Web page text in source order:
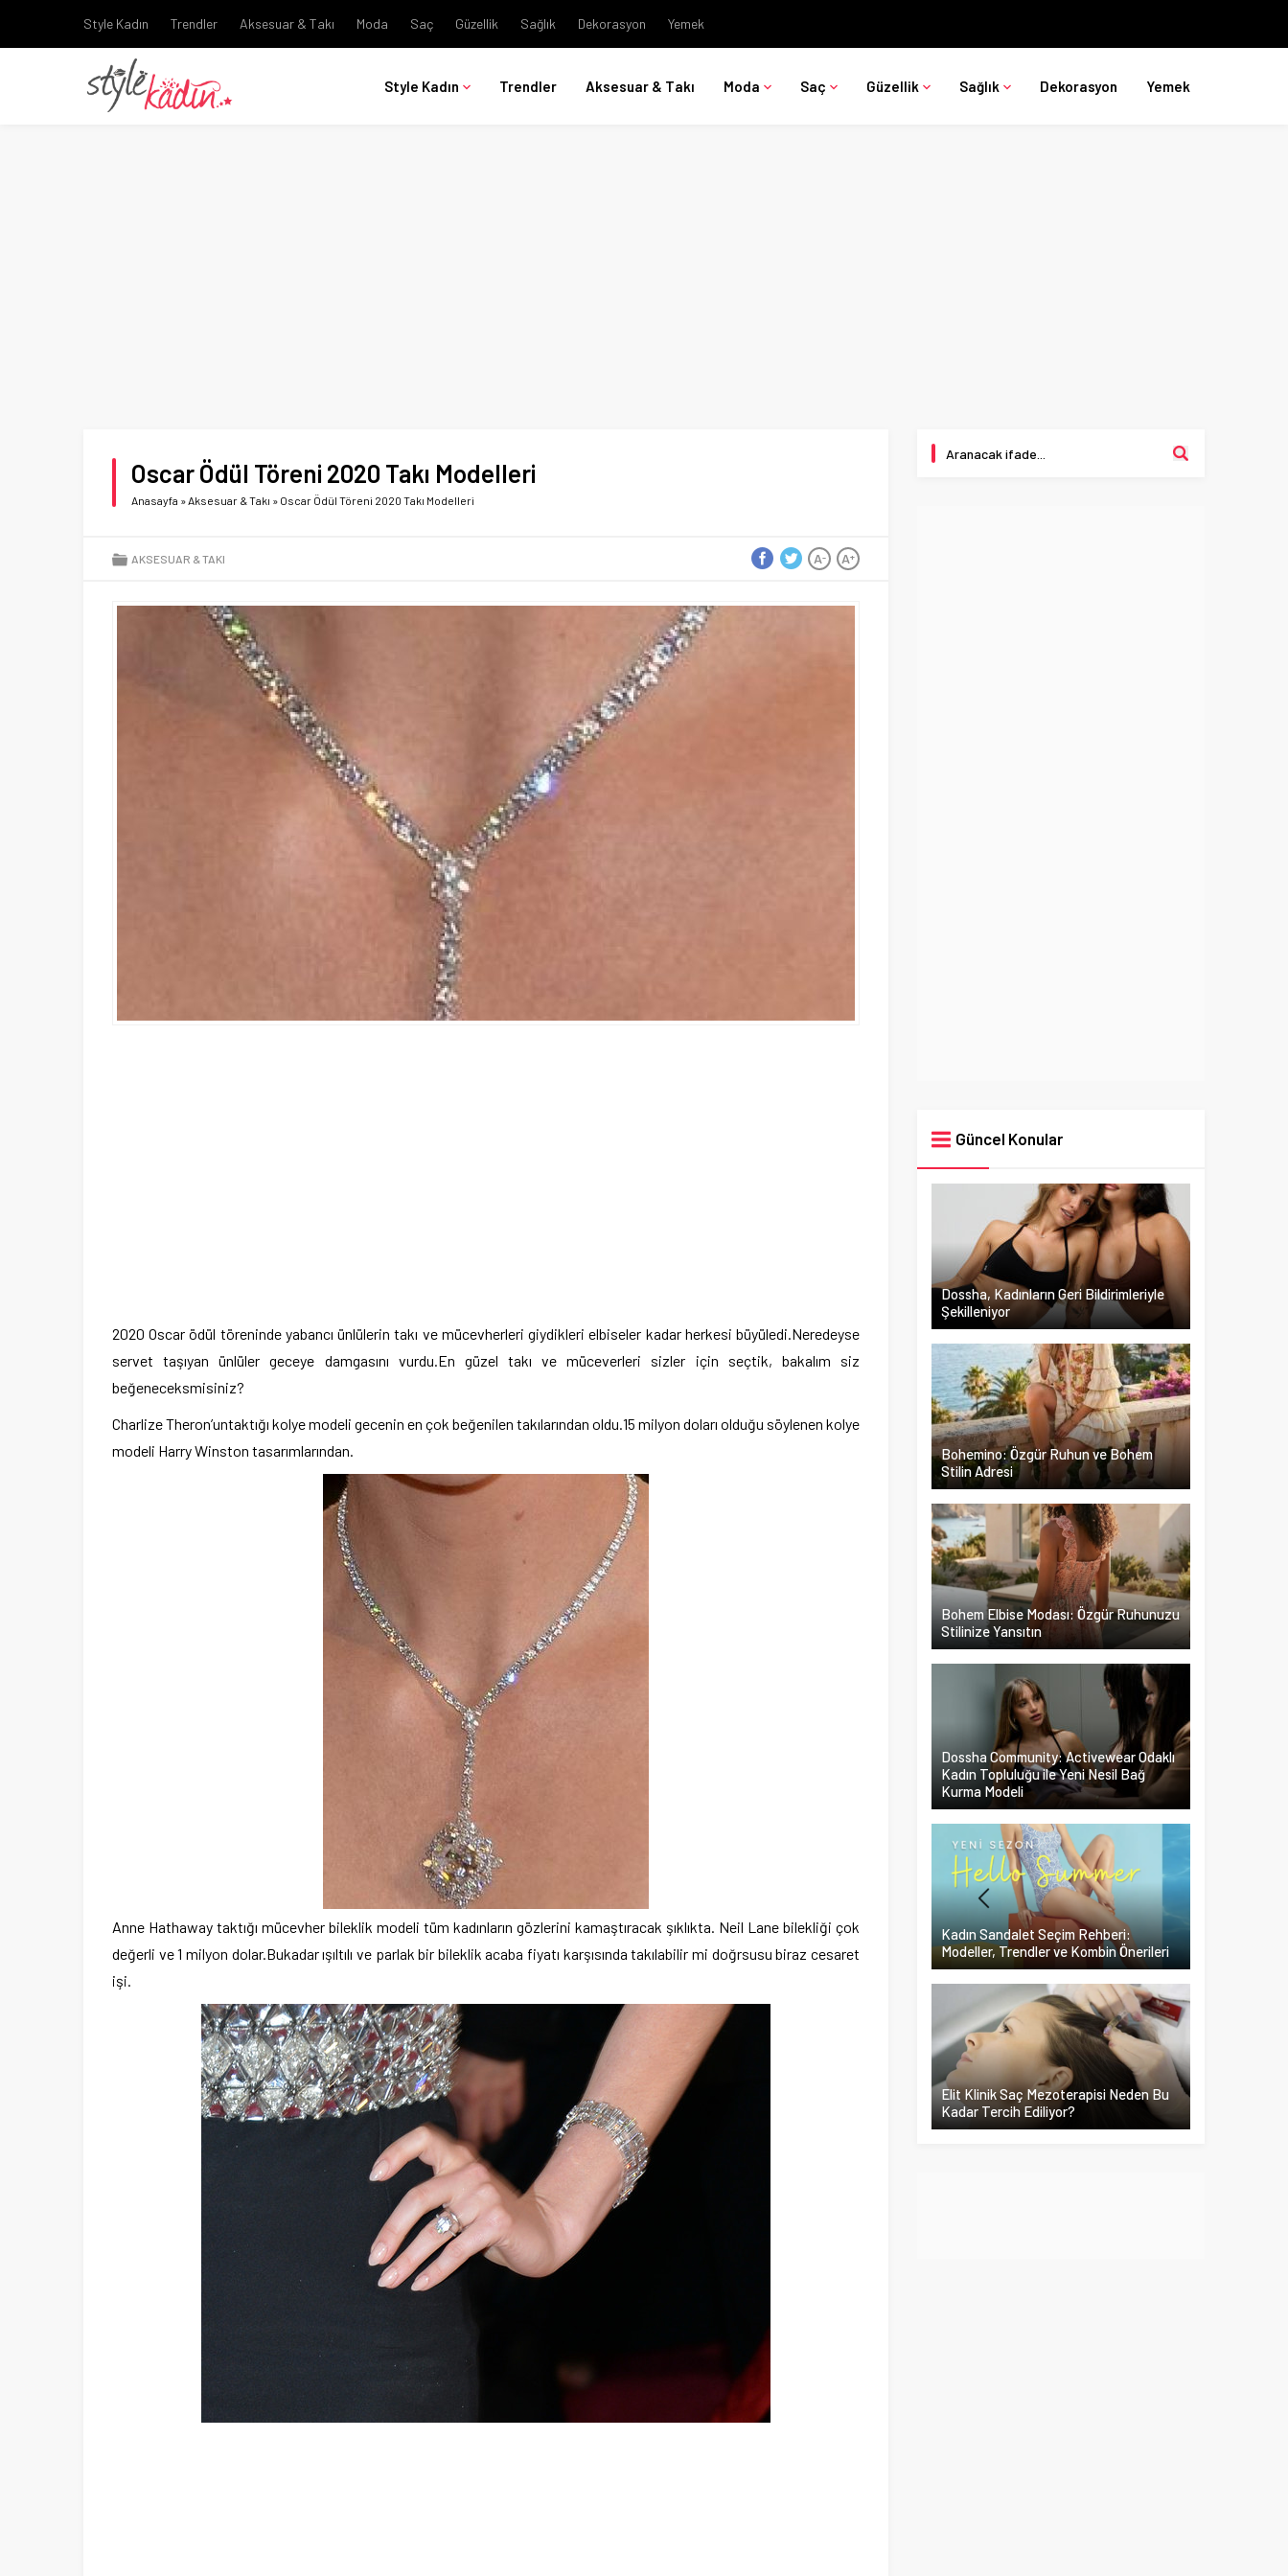
Style Kadın Trendler Aksesuar & Takı Moda Saç Güzellik Sağlık Dekorasyon Yemek
Style Kadın Trendler Aksesuar & Takı Moda Saç Güzellik Sağlık Dekorasyon Yemek
Oscar Ödül Töreni 2020 Takı Modelleri
Anasayfa »Aksesuar & Takı » Oscar Ödül Töreni 2020 Takı Modelleri
AKSESUAR & TAKI A+
A-
2020 Oscar ödül töreninde yabancı ünlülerin takı ve mücevherleri giydikleri elbiseler kadar herkesi büyüledi.Neredeyse
servet taşıyan ünlüler geceye damgasını vurdu.En güzel takı ve müceverleri sizler için seçtik, bakalım siz
beğeneceksmisiniz?
Charlize Theron’untaktığı kolye modeli gecenin en çok beğenilen takılarından oldu.15 milyon doları olduğu söylenen kolye
modeli Harry Winston tasarımlarından.
Anne Hathaway taktığı mücevher bileklik modeli tüm kadınların gözlerini kamaştıracak şıklıkta. Neil Lane bilekliği çok
değerli ve 1 milyon dolar.Bukadar ışıltılı ve parlak bir bileklik acaba fiyatı karşısında takılabilir mi doğrsusu biraz cesaret
işi.
Güncel Konular
Dossha, Kadınların Geri Bildirimleriyle
Şekilleniyor
Bohemino: Özgür Ruhun ve Bohem
Stilin Adresi
Bohem Elbise Modası: Özgür Ruhunuzu
Stilinize Yansıtın
Dossha Community: Activewear Odaklı
Kadın Topluluğu ile Yeni Nesil Bağ
Kurma Modeli
Kadın Sandalet Seçim Rehberi:
Modeller, Trendler ve Kombin Önerileri
Elit Klinik Saç Mezoterapisi Neden Bu
Kadar Tercih Ediliyor?